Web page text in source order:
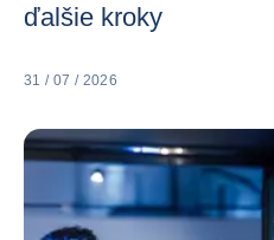
ďalšie kroky
31 / 07 / 2026